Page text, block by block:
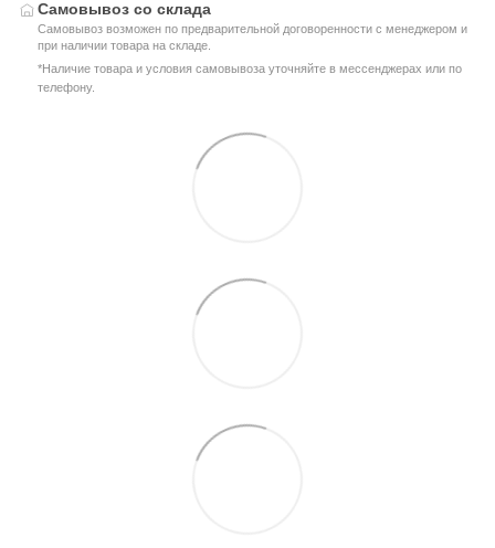
Самовывоз со склада
Самовывоз возможен по предварительной договоренности с менеджером и
при наличии товара на складе.
*Наличие товара и условия самовывоза уточняйте в мессенджерах или по
телефону.